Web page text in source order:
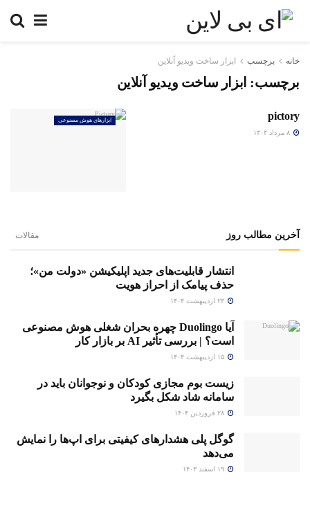
خانه برچسب ابزار ساخت ویدیو آنلاین
برچسب: ابزار ساخت ویدیو آنلاین
ابزارهای هوش مصنوعی pictory
آخرین مطالب روز مقالات
انتشار قابلیت‌های جدید اپلیکیشن «دولت من»؛
حذف پیامک از احراز هویت
آیا Duolingo چهره بحران شغلی هوش مصنوعی
است؟ | بررسی تأثیر AI بر بازار کار
زیست بوم مجازی کودکان و نوجوانان باید در
سامانه شاد شکل بگیرد
گوگل پلی هشدارهای کیفیتی برای اپ‌ها را نمایش
می‌دهد